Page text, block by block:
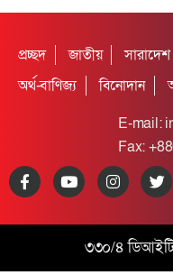
প্রচ্ছদ জাতীয় সারাদেশ
অর্থ-বাণিজ্য
বিনোদান
E-mail:
Fax:
৩৩০/৪ ডিআইটি